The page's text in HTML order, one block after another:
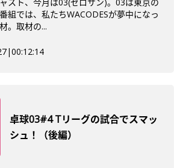
組では、私たちWACODESが夢中になっ
。取材の...
|00:12:14
卓球03#4 Tリーグの試合でスマッ
シュ！（後編）